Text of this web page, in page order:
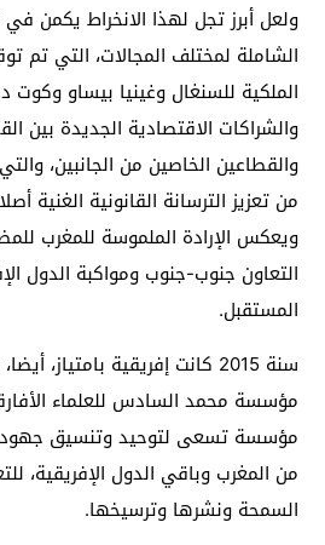
ولعل أبرز تجل لهذا الانخراط يكمن في
الشاملة لمختلف المجالات، التي تم
الملكية للسنغال وغينيا بيساو وكوت
والشراكات الاقتصادية الجديدة بين
والقطاعين الخاصين من الجانبين،
من تعزيز الترسانة القانونية الغنية
ويعكس الإرادة الملموسة للمغرب
التعاون جنوب-جنوب ومواكبة الدول
المستقبل.
سنة 2015 كانت إفريقية
مؤسسة محمد السادس للعلماء
مؤسسة تسعى لتوحيد وتنسيق جهود
من المغرب وباقي الدول الإفريقية،
السمحة ونشرها وترسيخها.